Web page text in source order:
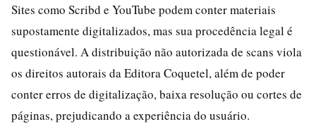
Sites como Scribd e YouTube podem conter materiais
supostamente digitalizados, mas sua procedência legal é
questionável. A distribuição não autorizada de scans viola
os direitos autorais da Editora Coquetel, além de poder
conter erros de digitalização, baixa resolução ou cortes de
páginas, prejudicando a experiência do usuário.